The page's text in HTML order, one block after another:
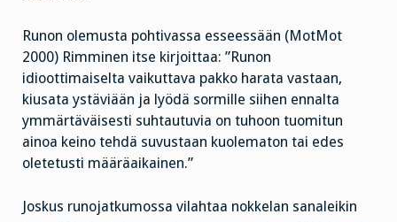
Runon olemusta pohtivassa esseessään (MotMot
2000) Rimminen itse kirjoittaa: ”Runon
idioottimaiselta vaikuttava pakko harata vastaan,
kiusata ystäviään ja lyödä sormille siihen ennalta
ymmärtäväisesti suhtautuvia on tuhoon tuomitun
ainoa keino tehdä suvustaan kuolematon tai edes
oletetusti määräaikainen.”
Joskus runojatkumossa vilahtaa nokkelan sanaleikin